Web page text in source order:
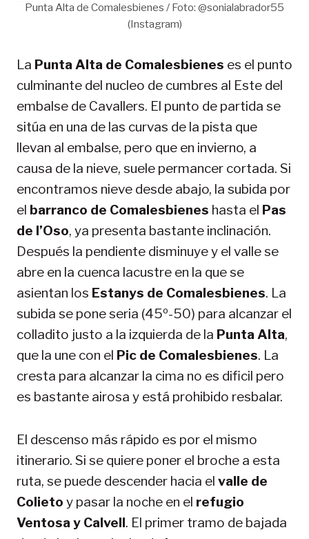
Punta Alta de Comalesbienes / Foto: @sonialabrador55
(Instagram)
La Punta Alta de Comalesbienes es el punto
culminante del nucleo de cumbres al Este del
embalse de Cavallers. El punto de partida se
sitúa en una de las curvas de la pista que
llevan al embalse, pero que en invierno, a
causa de la nieve, suele permancer cortada. Si
encontramos nieve desde abajo, la subida por
el barranco de Comalesbienes hasta el Pas
de l’Oso, ya presenta bastante inclinación.
Después la pendiente disminuye y el valle se
abre en la cuenca lacustre en la que se
asientan los Estanys de Comalesbienes. La
subida se pone seria (45º-50) para alcanzar el
colladito justo a la izquierda de la Punta Alta,
que la une con el Pic de Comalesbienes. La
cresta para alcanzar la cima no es dificil pero
es bastante airosa y está prohibido resbalar.
El descenso más rápido es por el mismo
itinerario. Si se quiere poner el broche a esta
ruta, se puede descender hacia el valle de
Colieto y pasar la noche en el refugio
Ventosa y Calvell. El primer tramo de bajada